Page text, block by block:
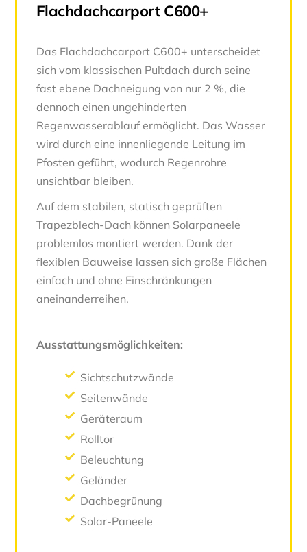
Flachdachcarport C600+
Das Flachdachcarport C600+ unterscheidet
sich vom klassischen Pultdach durch seine
fast ebene Dachneigung von nur 2 %, die
dennoch einen ungehinderten
Regenwasserablauf ermöglicht. Das Wasser
wird durch eine innenliegende Leitung im
Pfosten geführt, wodurch Regenrohre
unsichtbar bleiben.
Auf dem stabilen, statisch geprüften
Trapezblech-Dach können Solarpaneele
problemlos montiert werden. Dank der
flexiblen Bauweise lassen sich große Flächen
einfach und ohne Einschränkungen
aneinanderreihen.
Ausstattungsmöglichkeiten:
Sichtschutzwände
Seitenwände
Geräteraum
Rolltor
Beleuchtung
Geländer
Dachbegrünung
Solar-Paneele